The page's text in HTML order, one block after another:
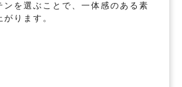
ンを選ぶことで、一体感のある素
ります。